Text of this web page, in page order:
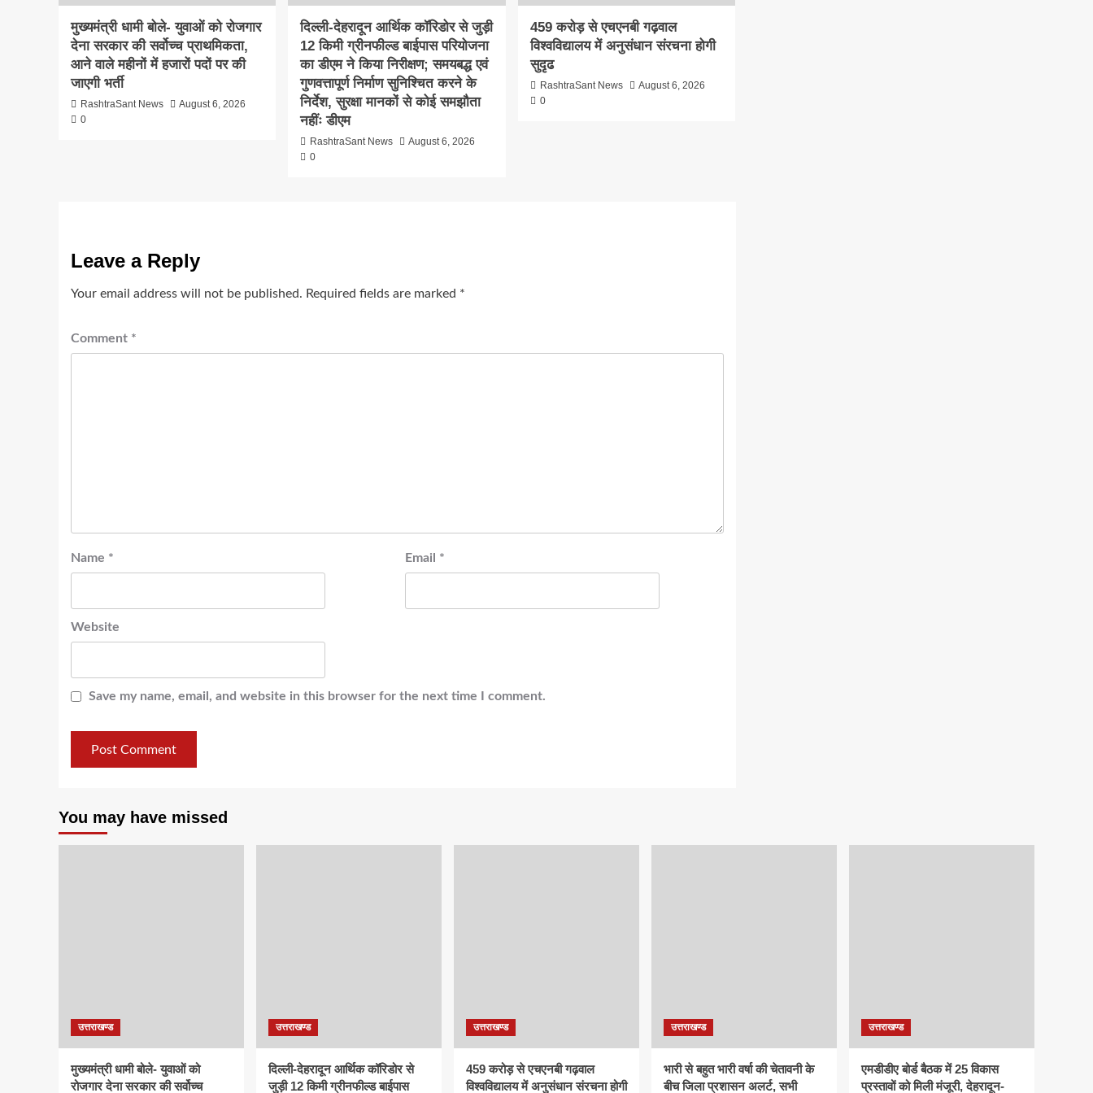
मुख्यमंत्री धामी बोले- युवाओं को रोजगार
देना सरकार की सर्वोच्च प्राथमिकता,
आने वाले महीनों में हजारों पदों पर की
जाएगी भर्ती
RashtraSant News
August 6, 2026
0
दिल्ली-देहरादून आर्थिक कॉरिडोर से जुड़ी
12 किमी ग्रीनफील्ड बाईपास परियोजना
का डीएम ने किया निरीक्षण; समयबद्ध एवं
गुणवत्तापूर्ण निर्माण सुनिश्चित करने के
निर्देश, सुरक्षा मानकों से कोई समझौता
नहींः डीएम
RashtraSant News
August 6, 2026
0
459 करोड़ से एचएनबी गढ़वाल
विश्वविद्यालय में अनुसंधान संरचना होगी
सुदृढ
RashtraSant News
August 6, 2026
0
Leave a Reply
Your email address will not be published. Required fields are marked *
Comment *
Name * Email *
Website
Save my name, email, and website in this browser for the next time I comment.
You may have missed
उत्तराखण्ड
मुख्यमंत्री धामी बोले- युवाओं को
रोजगार देना सरकार की सर्वोच्च
उत्तराखण्ड
दिल्ली-देहरादून आर्थिक कॉरिडोर से
जुड़ी 12 किमी ग्रीनफील्ड बाईपास
उत्तराखण्ड
459 करोड़ से एचएनबी गढ़वाल
विश्वविद्यालय में अनुसंधान संरचना होगी
उत्तराखण्ड
भारी से बहुत भारी वर्षा की चेतावनी के
बीच जिला प्रशासन अलर्ट, सभी
उत्तराखण्ड
एमडीडीए बोर्ड बैठक में 25 विकास
प्रस्तावों को मिली मंजूरी, देहरादून-